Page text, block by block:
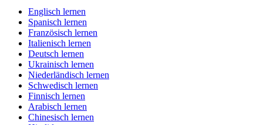
Englisch lernen
Spanisch lernen
Französisch lernen
Italienisch lernen
Deutsch lernen
Ukrainisch lernen
Niederländisch lernen
Schwedisch lernen
Finnisch lernen
Arabisch lernen
Chinesisch lernen